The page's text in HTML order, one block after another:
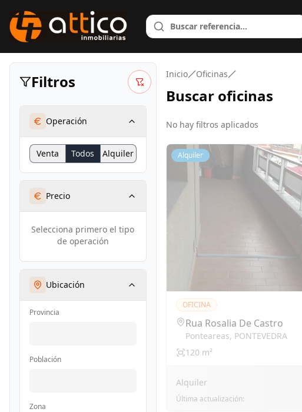
Filtros
Operación
Venta Todos Alquiler
Precio
Selecciona primero el tipo
de operación
Ubicación
Provincia
Población
Zona
Inicio Oficinas
Buscar oficinas
No hay filtros aplicados
Alquiler
OFICINA
Rua Rosalia De Castro
Ponteareas, PONTEVEDRA
120 m²
Alquiler
Última actualización: